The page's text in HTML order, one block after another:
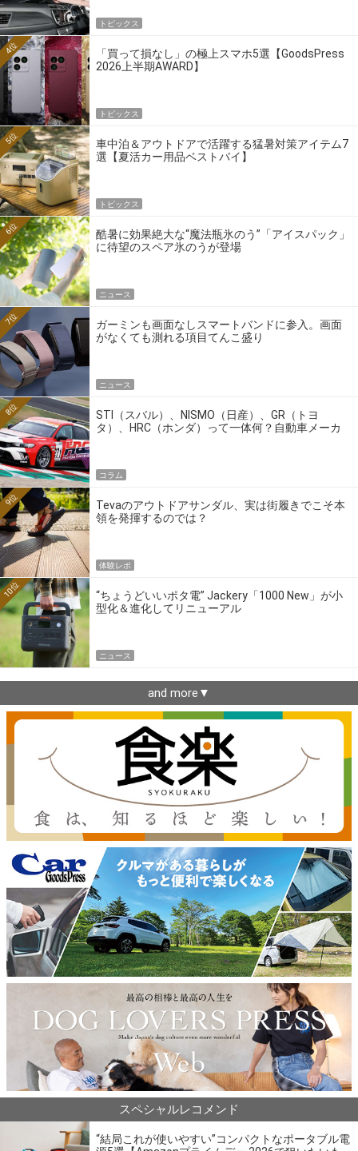
トピックス
「買って損なし」の極上スマホ5選【GoodsPress
2026上半期AWARD】
4位
トピックス
車中泊＆アウトドアで活躍する猛暑対策アイテム7
選【夏活カー用品ベストバイ】
5位
トピックス
酷暑に効果絶大な“魔法瓶氷のう”「アイスパック」
に待望のスペア氷のうが登場
6位
ニュース
ガーミンも画面なしスマートバンドに参入。画面
がなくても測れる項目てんこ盛り
7位
ニュース
STI（スバル）、NISMO（日産）、GR（トヨ
タ）、HRC（ホンダ）って一体何？自動車メーカ
8位
コラム
Tevaのアウトドアサンダル、実は街履きでこそ本
領を発揮するのでは？
9位
体験レポ
“ちょうどいいポタ電” Jackery「1000 New」が小
型化＆進化してリニューアル
10位
ニュース
and more▼
スペシャルレコメンド
“結局これが使いやすい”コンパクトなポータブル電